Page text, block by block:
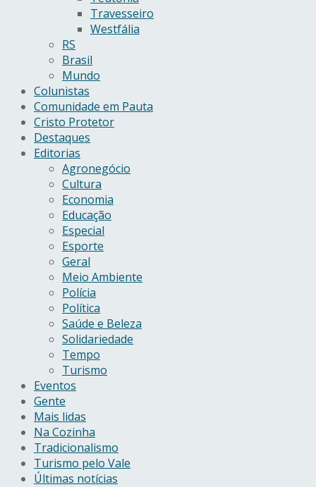
Travesseiro
Westfália
RS
Brasil
Mundo
Colunistas
Comunidade em Pauta
Cristo Protetor
Destaques
Editorias
Agronegócio
Cultura
Economia
Educação
Especial
Esporte
Geral
Meio Ambiente
Polícia
Política
Saúde e Beleza
Solidariedade
Tempo
Turismo
Eventos
Gente
Mais lidas
Na Cozinha
Tradicionalismo
Turismo pelo Vale
Últimas notícias